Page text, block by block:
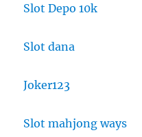
Slot Depo 10k
Slot dana
Joker123
Slot mahjong ways